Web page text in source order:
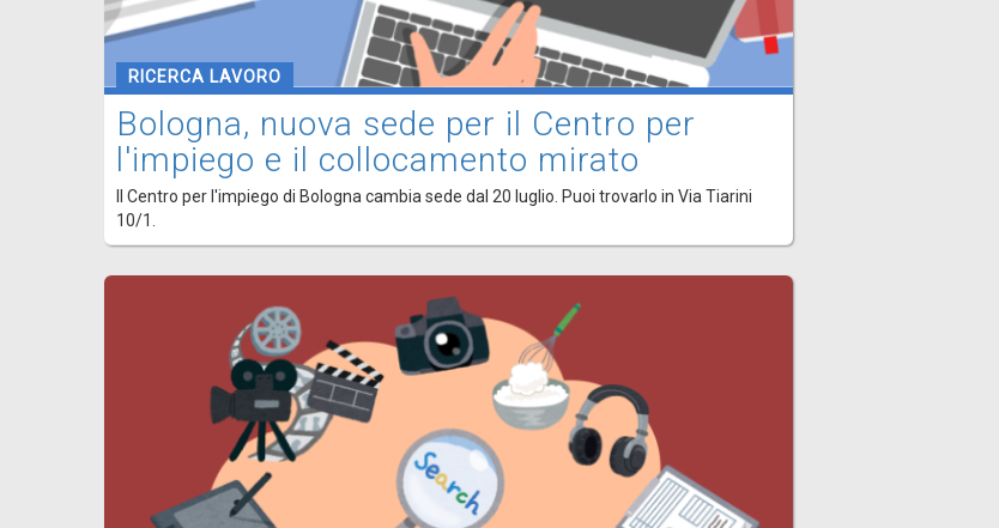
RICERCA LAVORO
Bologna, nuova sede per il Centro per
l'impiego e il collocamento mirato
Il Centro per l'impiego di Bologna cambia sede dal 20 luglio. Puoi trovarlo in Via Tiarini
10/1.